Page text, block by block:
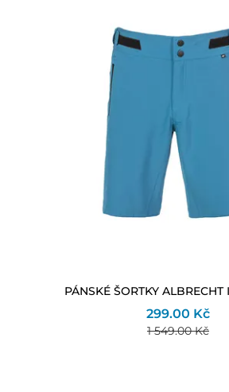
PÁNSKÉ ŠORTKY
299.00 Kč
1 549.00 Kč